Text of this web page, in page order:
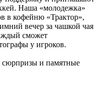
Наша «молодежка»
в кофейню «Трактор»,
вечер за чашкой чая
сможет
у игроков.
сюрпризы и памятные